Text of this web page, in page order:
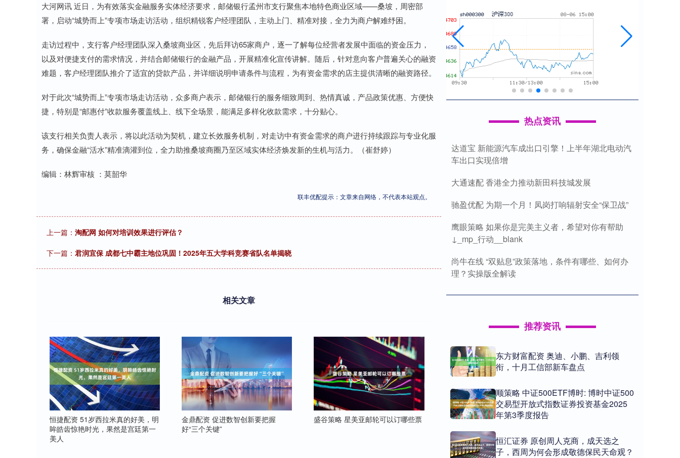
大河网讯 近日，为有效落实金融服务实体经济要求，邮储银行孟州市支行聚焦本地特色商业区域——桑坡，周密部
署，启动“城势而上”专项市场走访活动，组织精锐客户经理团队，主动上门、精准对接，全力为商户解难纾困。
走访过程中，支行客户经理团队深入桑坡商业区，先后拜访65家商户，逐一了解每位经营者发展中面临的资金压力，
以及对便捷支付的需求情况，并结合邮储银行的金融产品，开展精准化宣传讲解。随后，针对意向客户普遍关心的融资
难题，客户经理团队推介了适宜的贷款产品，并详细说明申请条件与流程，为有资金需求的店主提供清晰的融资路径。
对于此次“城势而上”专项市场走访活动，众多商户表示，邮储银行的服务细致周到、热情真诚，产品政策优惠、方便快
捷，特别是“邮惠付”收款服务覆盖线上、线下全场景，能满足多样化收款需求，十分贴心。
该支行相关负责人表示，将以此活动为契机，建立长效服务机制，对走访中有资金需求的商户进行持续跟踪与专业化服
务，确保金融“活水”精准滴灌到位，全力助推桑坡商圈乃至区域实体经济焕发新的生机与活力。（崔舒婷）
编辑：林辉审核 ：莫韶华
联丰优配提示：文章来自网络，不代表本站观点。
上一篇： 淘配网 如何对培训效果进行评估？
下一篇： 君润宜保 成都七中霸主地位巩固！2025年五大学科竞赛省队名单揭晓
相关文章
恒捷配资 51岁西拉米真的好美，明
眸皓齿惊艳时光，果然是宫廷第一
美人
金鼎配资 促进数智创新要把握
好“三个关键”
盛谷策略 星美亚邮轮可以订哪些票
热点资讯
达道宝 新能源汽车成出口引擎！上半年湖北电动汽
车出口实现倍增
大通速配 香港全力推动新田科技城发展
驰盈优配 为期一个月！凤岗打响辐射安全“保卫战”
鹰眼策略 如果你是完美主义者，希望对你有帮助
↓_mp_行动__blank
尚牛在线 “双贴息”政策落地，条件有哪些、如何办
理？实操版全解读
推荐资讯
东方财富配资 奥迪、小鹏、吉利领
衔，十月工信部新车盘点
顺策略 中证500ETF博时: 博时中证500
交易型开放式指数证券投资基金2025
年第3季度报告
恒汇证券 原创周人克商，成天选之
子，西周为何会形成敬德保民天命观？